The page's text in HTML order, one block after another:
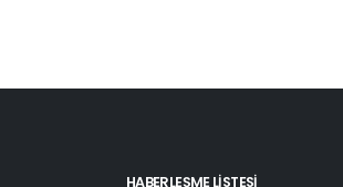
HABERLEŞME LİSTESİ